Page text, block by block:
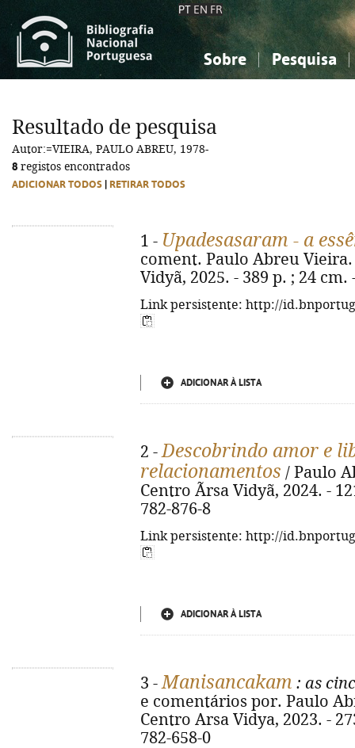
PT EN FR
Sobre Pesquisa
Ciências sociais...
Ciências sociais...
Resultado de pesquisa
Autor:=VIEIRA, PAULO ABREU, 1978-
8 registos encontrados
ADICIONAR TODOS RETIRAR TODOS
1 - Upadesasaram - a
coment. Paulo Abreu Vieira.
Vidyã, 2025. - 389 p. ; 24 cm.
Link persistente: http://
ADICIONAR À LISTA
2 -Descobrindo amor e
relacionamentos / Paulo
Centro Ãrsa Vidyã, 2024. -
782-876-8
Link persistente: http://
ADICIONAR À LISTA
3 -Manisancakam : as
e comentários por. Paulo
Centro Arsa Vidya, 2023. -
782-658-0